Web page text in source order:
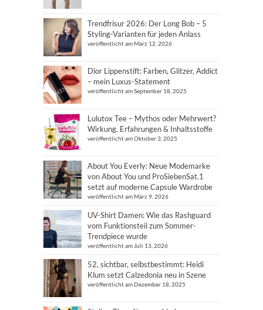
Trendfrisur 2026: Der Long Bob – 5
Styling-Varianten für jeden Anlass
veröffentlicht am März 12, 2026
Dior Lippenstift: Farben, Glitzer, Addict
– mein Luxus-Statement
veröffentlicht am September 18, 2025
Lulutox Tee – Mythos oder Mehrwert?
Wirkung, Erfahrungen & Inhaltsstoffe
veröffentlicht am Oktober 3, 2025
About You Everly: Neue Modemarke
von About You und ProSiebenSat.1
setzt auf moderne Capsule Wardrobe
veröffentlicht am März 9, 2026
UV-Shirt Damen: Wie das Rashguard
vom Funktionsteil zum Sommer-
Trendpiece wurde
veröffentlicht am Juli 13, 2026
52, sichtbar, selbstbestimmt: Heidi
Klum setzt Calzedonia neu in Szene
veröffentlicht am Dezember 18, 2025